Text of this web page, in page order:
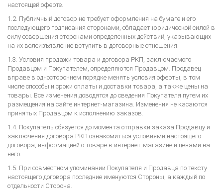
настоящей оферте.
1.2. Публичный договор не требует оформления на бумаге и его
последующего подписания сторонами, обладает юридической силой в
силу совершения сторонами определенных действий, указывающих
на их волеизъявление вступить в договорные отношения.
1.3. Условия продажи товара и договора РКП, заключаемого
Продавцом и Покупателем, определяются Продавцом. Продавец
вправе в одностороннем порядке менять условия оферты, в том
числе способы и сроки оплаты и доставки товара, а также цены на
товары. Все изменения доводятся до сведения Покупателя путем их
размещения на сайте интернет-магазина. Изменения не касаются
принятых Продавцом к исполнению заказов.
1.4. Покупатель обязуется до момента отправки заказа Продавцу и
заключения договора РКП ознакомиться условиями настоящего
договора, информацией о товаре в интернет-магазине и ценами на
него.
1.5. При совместном упоминании Покупателя и Продавца по тексту
настоящего договора последние именуются Стороны, а каждый по
отдельности Сторона.